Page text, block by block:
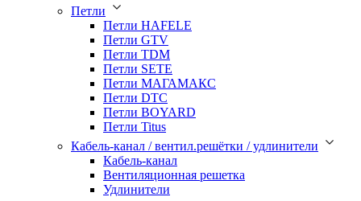
Петли
Петли HAFELE
Петли GTV
Петли TDM
Петли SETE
Петли МАГАМАКС
Петли DTC
Петли BOYARD
Петли Titus
Кабель-канал / вентил.решётки / удлинители
Кабель-канал
Вентиляционная решетка
Удлинители